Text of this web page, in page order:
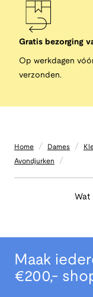
Gratis bezorging
Op werkdagen
verzonden.
Home / Dames /
Avondjurken /
Wat
Maak
€200,-